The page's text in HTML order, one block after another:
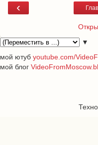
‹
▼
мой ютуб youtube.com/
мой блог